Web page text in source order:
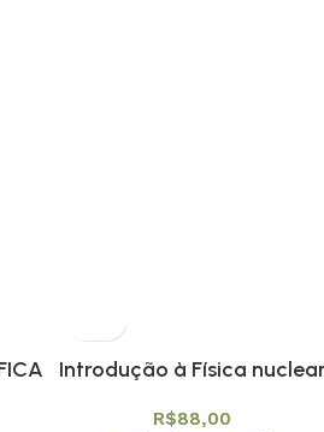
Introdução à Física
R$88,00